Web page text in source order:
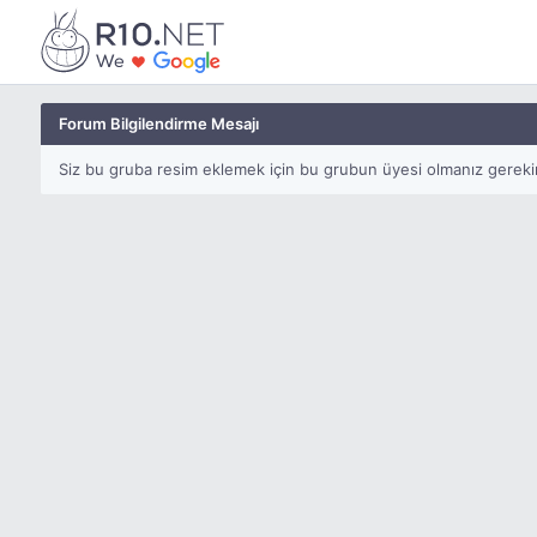
Forum Bilgilendirme Mesajı
Siz bu gruba resim eklemek için bu grubun üyesi olmanız